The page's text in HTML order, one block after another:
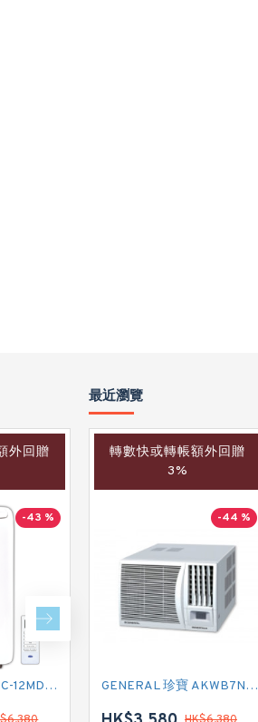
外回贈
-43 %
CARRIER 開利 PC-12MDK 匹半 移動式冷氣機 (附遙控)
轉數快或轉帳額外回贈
3%
-40 %
CARRIER 開利 PC09MDK 一匹 移動式淨冷型冷氣機 (附遙控)
最近瀏覽
轉數快或轉帳額外回贈
3%
-44 %
GENERAL 珍寶 AKWB7NID 3/4匹 R32雪種 變頻式淨冷窗口式冷氣機 (附遙控)